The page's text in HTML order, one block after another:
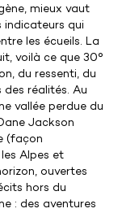
mieux vaut
indicateurs qui
les écueils. La
voilà ce que 30°
du ressenti, du
réalités. Au
vallée perdue du
Jackson
(façon
Alpes et
ouvertes
hors du
: des aventures